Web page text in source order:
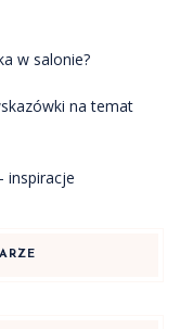
w salonie?
na temat
inspiracje